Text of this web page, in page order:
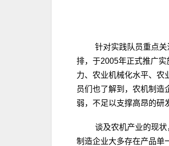
针对实践队员重点
排，于2005年正式推广
力、农业机械化水平、农
员们也了解到，农机制造
弱，不足以支撑高昂的研
谈及农机产业的现
制造企业大多存在产品单